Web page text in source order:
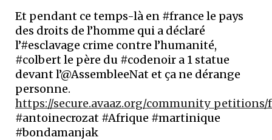
Et pendant ce temps-là en #france le pays
des droits de l’homme qui a déclaré
l’#esclavage crime contre l’humanité,
#colbert le père du #codenoir a 1 statue
devant l’@AssembleeNat et ça ne dérange
personne.
https://secure.avaaz.org/community_petitions/fr/
#antoinecrozat #Afrique #martinique
#bondamanjak